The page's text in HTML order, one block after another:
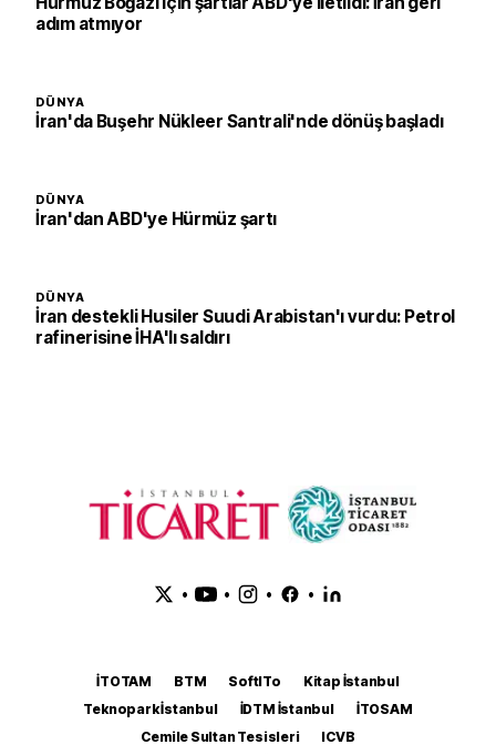
adım atmıyor
DÜNYA
İran'da Buşehr Nükleer Santrali'nde dönüş başladı
DÜNYA
İran'dan ABD'ye Hürmüz şartı
DÜNYA
İran destekli Husiler Suudi Arabistan'ı vurdu: Petrol
rafinerisine İHA'lı saldırı
• • • •
İTOTAM BTM SoftITo
Kitap İstanbul
Teknopark İstanbul
İDTM İstanbul
İTOSAM
Cemile Sultan Tesisleri
ICVB